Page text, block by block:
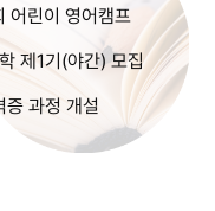
어린이 영어캠프
제1기(야간) 모집
과정 개설